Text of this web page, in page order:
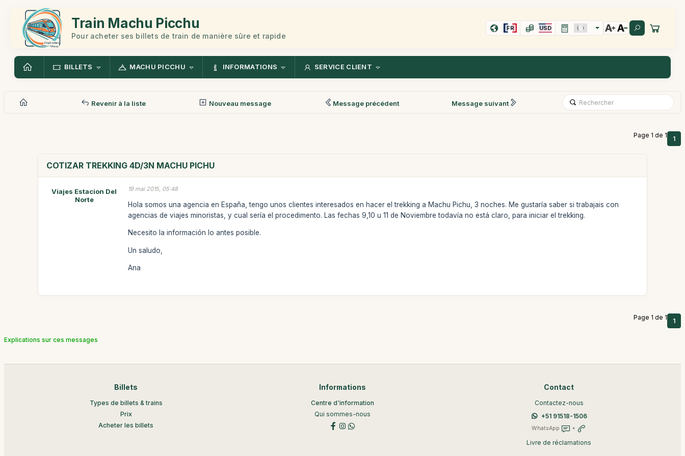
Train Machu Picchu
Pour acheter ses billets de train de manière sûre et rapide
FR USD
BILLETS MACHU PICCHU INFORMATIONS SERVICE CLIENT
Revenir à la liste Nouveau message Message précédent Message suivant
Page 1 de 1 1
COTIZAR TREKKING 4D/3N MACHU PICHU
Viajes Estacion Del
Norte
19 mai 2015, 05:48
Hola somos una agencia en España, tengo unos clientes interesados en hacer el trekking a Machu Pichu, 3 noches. Me gustaría saber si trabajais con
agencias de viajes minoristas, y cual sería el procedimento. Las fechas 9,10 u 11 de Noviembre todavía no está claro, para iniciar el trekking.
Necesito la información lo antes posible.
Un saludo,
Ana
Page 1 de 1 1
Explications sur ces messages
Billets
Types de billets & trains
Prix
Acheter les billets
Informations
Centre d'information
Qui sommes-nous
Contact
Contactez-nous
+51 91518-1506
WhatsApp +
Livre de réclamations